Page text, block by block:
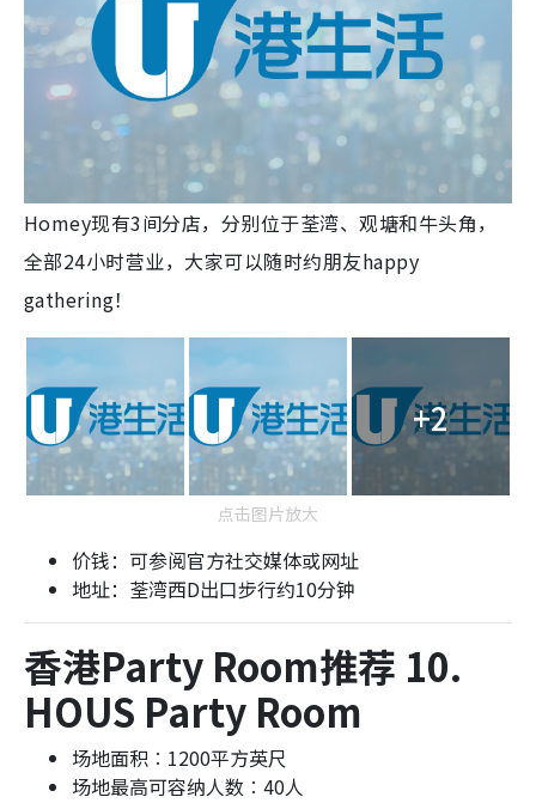
Homey现有3间分店，分别位于荃湾、观塘和牛头角，
全部24小时营业，大家可以随时约朋友happy
gathering！
+2
点击图片放大
价钱：可参阅官方社交媒体或网址
地址：荃湾西D出口步行约10分钟
香港Party Room推荐 10.
HOUS Party Room
场地面积︰1200平方英尺
场地最高可容纳人数︰40人